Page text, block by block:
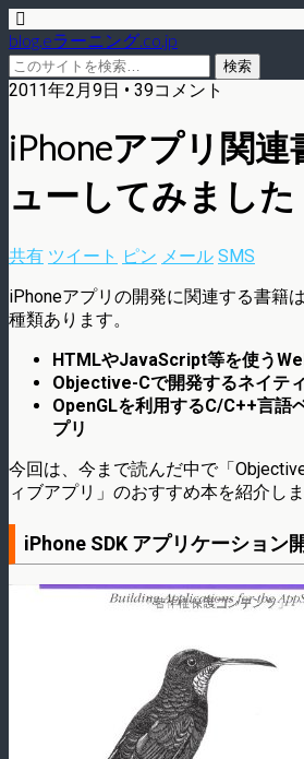
blog.eラーニング.co.jp
2011年2月9日 • 39コメント
iPhoneアプリ関
ューしてみました
共有 ツイート ピン メール SMS
iPhoneアプリの開発に関連する書籍
種類あります。
HTMLやJavaScript等を使う
Objective-Cで開発するネイテ
OpenGLを利用するC/C++言語
プリ
今回は、今まで読んだ中で「
ィブアプリ」のおすすめ本を紹介しま
iPhone SDK アプリケーション